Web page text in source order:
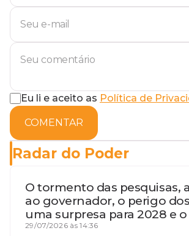
Eu li e aceito as Política de
COMENTAR
Radar do Poder
O tormento das pesquisas,
ao governador, o perigo
uma surpresa para 2028 e
terceira guerra mundial
29/07/2026 às 14:36